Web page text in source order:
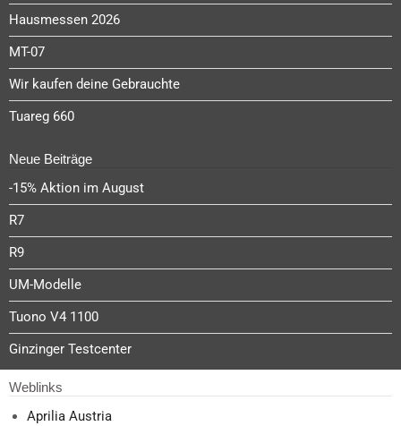
Hausmessen 2026
MT-07
Wir kaufen deine Gebrauchte
Tuareg 660
Neue Beiträge
-15% Aktion im August
R7
R9
UM-Modelle
Tuono V4 1100
Ginzinger Testcenter
Weblinks
Aprilia Austria